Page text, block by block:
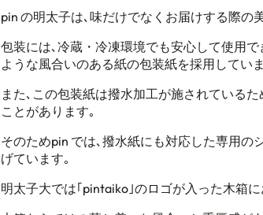
pin の明太子は､味だけでなく お届けする際の
包装には､冷蔵・冷凍環境でも安心して使用で
ような風合いのある紙の包装紙を採用してい
また､この包装紙は撥水加工が施されているた
ことがあります｡
そのためpin では､ 撥水紙にも対応した専用の
げています｡
明太子大では｢pintaiko ｣のロゴが入った木箱